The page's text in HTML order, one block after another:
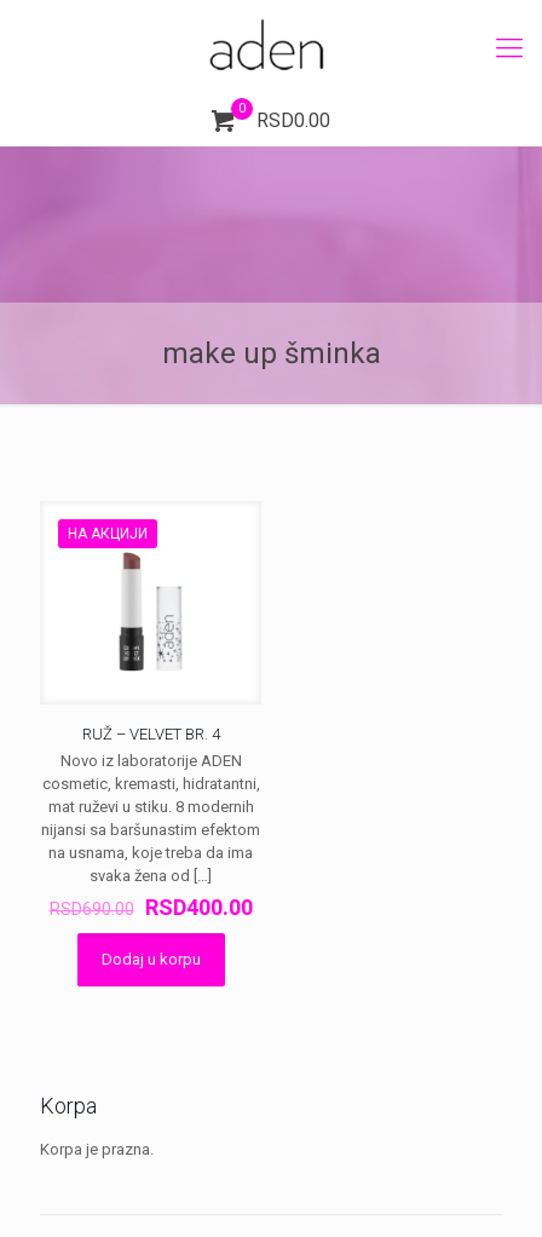
0
RSD0.00
make up šminka
НА АКЦИЈИ
RUŽ – VELVET BR. 4
Novo iz laboratorije ADEN
cosmetic, kremasti, hidratantni,
mat ruževi u stiku. 8 modernih
nijansi sa baršunastim efektom
na usnama, koje treba da ima
svaka žena od […]
RSD690.00
Оригинална
цена
је
била:
RSD400.00Тренутна
Dodaj u korpu
Korpa
Korpa je prazna.